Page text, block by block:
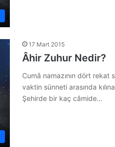
17 Mart 2015
Âhir Zuhur Nedir?
Cumâ namazının dört rekat
vaktin sünneti arasında
Şehirde bir kaç câmide…